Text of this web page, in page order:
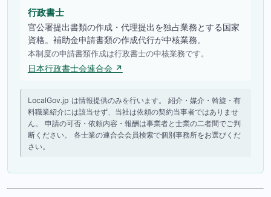
行政書士
官公署提出書類の作成・代理提出を独占業務とする国家
資格。補助金申請書類の作成代行が中核業務。
本制度の申請書類作成は行政書士の中核業務です。
日本行政書士会連合会 ↗
LocalGov.jp は情報提供のみを行います。 紹介・媒介・斡旋・有
料職業紹介には該当せず、当社は依頼の契約当事者ではありませ
ん。 申請の可否・依頼内容・報酬は事業者と士業の二者間でご判
断ください。 各士業の連合会会員検索で個別事務所をお選びくだ
さい。